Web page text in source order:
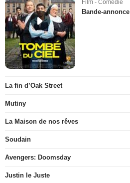
Film - Comédie
Bande-annonce
La fin d’Oak Street
Mutiny
La Maison de nos rêves
Soudain
Avengers: Doomsday
Justin le Juste